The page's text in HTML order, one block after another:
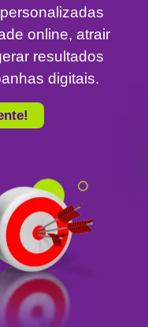
online, atrair
resultados
digitais.